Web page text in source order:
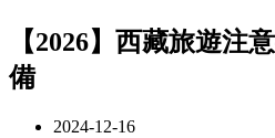
【2026】西藏旅遊注
備
2024-12-16